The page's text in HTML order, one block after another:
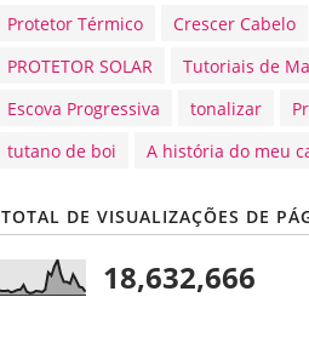
Protetor Térmico
Crescer Cabelo
PROTETOR SOLAR
Tutoriais de
Escova Progressiva
tonalizar
tutano de boi
A história do meu
TOTAL DE VISUALIZAÇÕES DE
18,632,666